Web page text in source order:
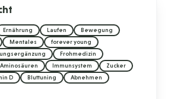
Ernährung Laufen
Bewegung
Mentales
forever young
Frohmedizin
Aminosäuren Immunsystem
Zucker
D Bluttuning
Abnehmen